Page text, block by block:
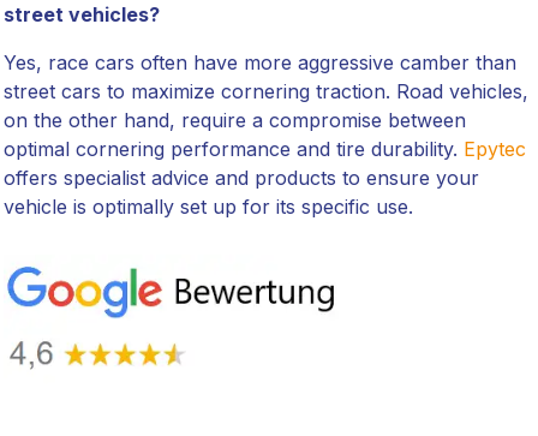
street vehicles?
Yes, race cars often have more aggressive camber than
street cars to maximize cornering traction. Road vehicles,
on the other hand, require a compromise between
optimal cornering performance and tire durability. Epytec
offers specialist advice and products to ensure your
vehicle is optimally set up for its specific use.